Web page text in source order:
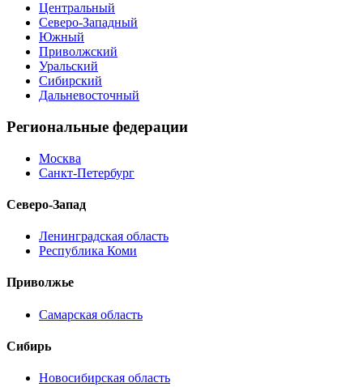
Центральный
Северо-Западный
Южный
Приволжский
Уральский
Сибирский
Дальневосточный
Региональные федерации
Москва
Санкт-Петербург
Северо-Запад
Ленинградская область
Республика Коми
Приволжье
Самарская область
Сибирь
Новосибирская область